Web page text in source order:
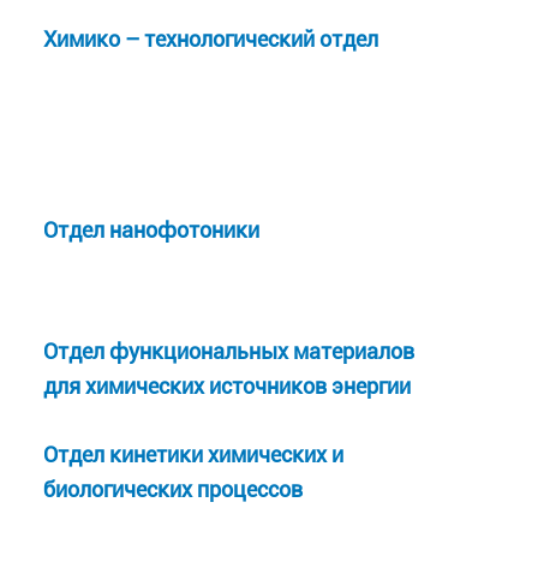
Химико – технологический отдел
Отдел нанофотоники
Отдел функциональных материалов
для химических источников энергии
Отдел кинетики химических и
биологических процессов